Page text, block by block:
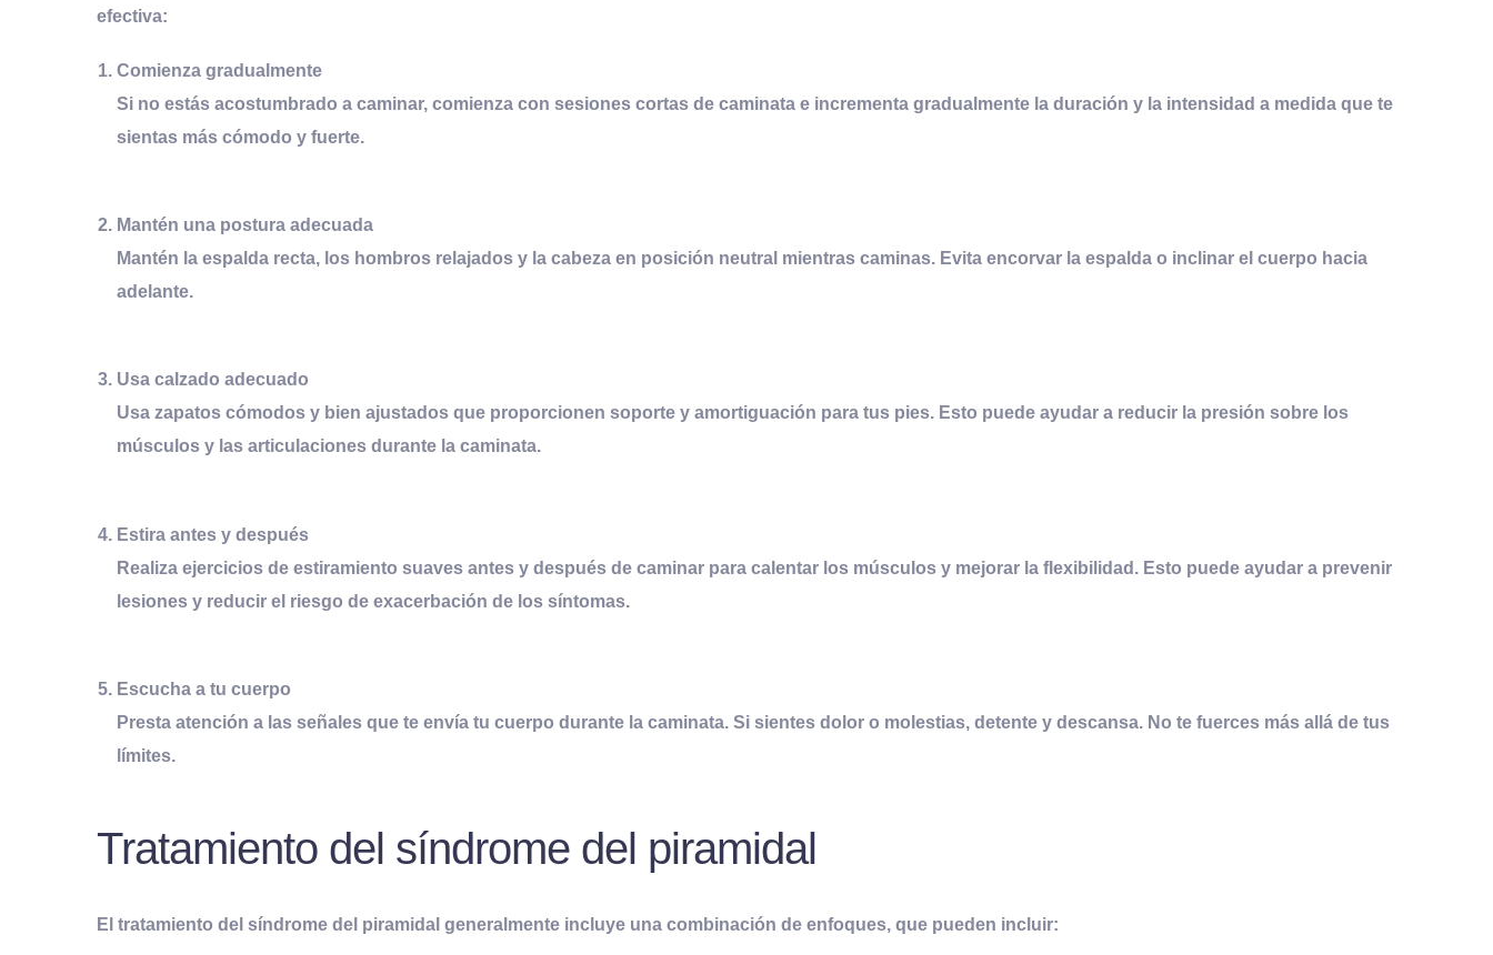
efectiva:
Comienza gradualmente
Si no estás acostumbrado a caminar, comienza con sesiones cortas de caminata e incrementa gradualmente la duración y la intensidad a medida que te
sientas más cómodo y fuerte.
Mantén una postura adecuada
Mantén la espalda recta, los hombros relajados y la cabeza en posición neutral mientras caminas. Evita encorvar la espalda o inclinar el cuerpo hacia
adelante.
Usa calzado adecuado
Usa zapatos cómodos y bien ajustados que proporcionen soporte y amortiguación para tus pies. Esto puede ayudar a reducir la presión sobre los
músculos y las articulaciones durante la caminata.
Estira antes y después
Realiza ejercicios de estiramiento suaves antes y después de caminar para calentar los músculos y mejorar la flexibilidad. Esto puede ayudar a prevenir
lesiones y reducir el riesgo de exacerbación de los síntomas.
Escucha a tu cuerpo
Presta atención a las señales que te envía tu cuerpo durante la caminata. Si sientes dolor o molestias, detente y descansa. No te fuerces más allá de tus
límites.
Tratamiento del síndrome del piramidal
El tratamiento del síndrome del piramidal generalmente incluye una combinación de enfoques, que pueden incluir: